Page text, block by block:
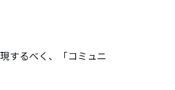
するべく、「コミュニ